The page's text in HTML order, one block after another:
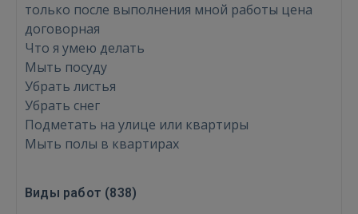
только после выполнения мной работы цена
договорная
Что я умею делать
Мыть посуду
Убрать листья
Убрать снег
Подметать на улице или квартиры
Мыть полы в квартирах
Виды работ (838)